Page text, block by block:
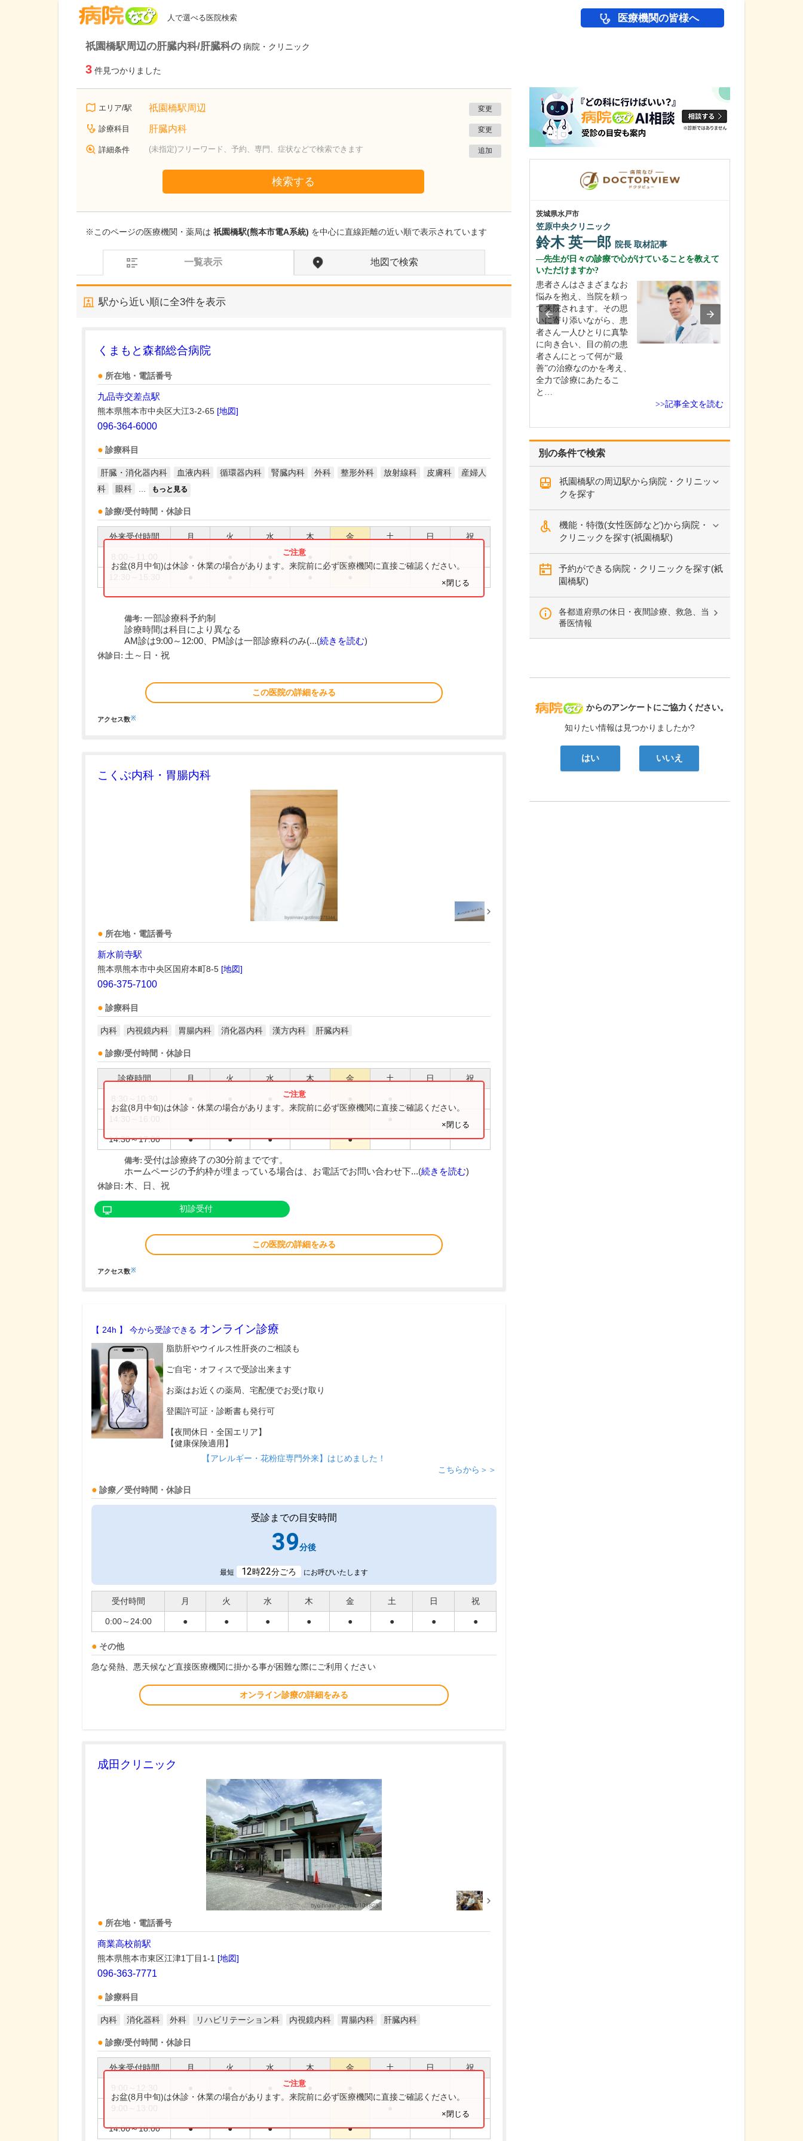
人で選べる医院検索 医療機関の皆様へ
祇園橋駅周辺の肝臓内科/肝臓科の 病院・クリニック
3 件見つかりました
エリア/駅 祇園橋駅周辺 変更
診療科目 肝臓内科 変更
詳細条件 (未指定)フリーワード、予約、専門、症状などで検索できます 追加
検索する
※このページの医療機関・薬局は 祇園橋駅(熊本市電A系統) を中心に直線距離の近い順で表示されています
一覧表示 地図で検索
駅から近い順に全3件を表示
くまもと森都総合病院
所在地・電話番号
九品寺交差点駅
熊本県熊本市中央区大江3-2-65 [地図]
096-364-6000
診療科目
肝臓・消化器内科 血液内科 循環器内科 腎臓内科 外科 整形外科 放射線科 皮膚科
産婦人
科
眼科 もっと見る
診療/受付時間・休診日
外来受付時間 月 火 水 木 金 土 日 祝
お盆(8月中旬)は休診・休業の場合があります。来院前に必ず医療機関に直接ご確認ください。
×閉じる
備考: 一部診療科予約制
診療時間は科目により異なる
AM診は9:00～12:00、PM診は一部診療科のみ(...(続きを読む)
休診日: 土～日・祝
この医院の詳細をみる
アクセス数※
こくぶ内科・胃腸内科
所在地・電話番号
新水前寺駅
熊本県熊本市中央区国府本町8-5 [地図]
096-375-7100
診療科目
内科 内視鏡内科 胃腸内科 消化器内科 漢方内科 肝臓内科
診療/受付時間・休診日
診療時間 月 火 水 木 金 土 日 祝
14:30～17:00 ● ● ● ●
お盆(8月中旬)は休診・休業の場合があります。来院前に必ず医療機関に直接ご確認ください。
×閉じる
備考: 受付は診療終了の30分前までです。
ホームページの予約枠が埋まっている場合は、お電話でお問い合わせ下...(続きを読む)
休診日: 木、日、祝
初診受付
この医院の詳細をみる
アクセス数※
【 24h 】 今から受診できる オンライン診療
脂肪肝やウイルス性肝炎のご相談も
ご自宅・オフィスで受診出来ます
お薬はお近くの薬局、宅配便でお受け取り
登園許可証・診断書も発行可
【夜間休日・全国エリア】
【健康保険適用】
【アレルギー・花粉症専門外来】はじめました！
こちらから＞＞
診療／受付時間・休診日
受診までの目安時間
39分後
最短 12時22分ごろ にお呼びいたします
受付時間 月 火 水 木 金 土 日 祝
0:00～24:00 ● ● ● ● ● ● ● ●
その他
急な発熱、悪天候など直接医療機関に掛かる事が困難な際にご利用ください
オンライン診療の詳細をみる
成田クリニック
所在地・電話番号
商業高校前駅
熊本県熊本市東区江津1丁目1-1 [地図]
096-363-7771
診療科目
内科 消化器科 外科 リハビリテーション科 内視鏡内科 胃腸内科 肝臓内科
診療/受付時間・休診日
外来受付時間 月 火 水 木 金 土 日 祝
14:00～18:00 ● ● ● ●
お盆(8月中旬)は休診・休業の場合があります。来院前に必ず医療機関に直接ご確認ください。
×閉じる
別の条件で検索
祇園橋駅の周辺駅から病院・クリニッ
クを探す
機能・特徴(女性医師など)から病院・
クリニックを探す(祇園橋駅)
予約ができる病院・クリニックを探す(祇
園橋駅)
各都道府県の休日・夜間診療、救急、当
番医情報
病院なび
からのアンケートにご協力ください。
知りたい情報は見つかりましたか?
はい いいえ
熊本県熊本市南区
たかしお内科ハートクリニック
大学病院で要職を担ってきた先生が開業を決め
たのにはどのような理由があったのでしょうか?
心不全という病気は発症
茨城県水戸市
笠原中央クリニック
鈴木 英一郎 院長 取材記事
先生が日々の診療で心がけていることを教えて
いただけますか?
患者さんはさまざまなお
悩みを抱え、当院を頼っ
て来院されます。その思
いに寄り添いながら、患
者さん一人ひとりに真摯
に向き合い、目の前の患
者さんにとって何が“最
善”の治療なのかを考え、
全力で診療にあたるこ
と…
>>記事全文を読む